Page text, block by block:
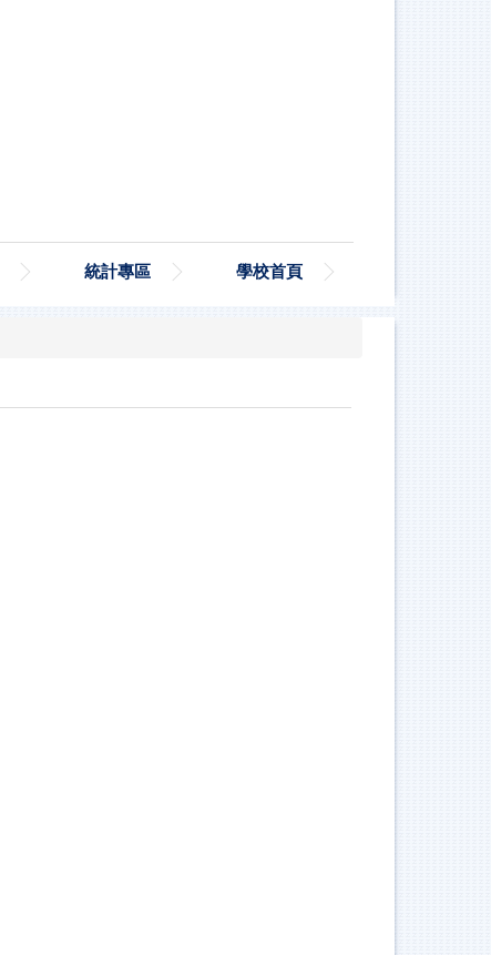
統計專區 學校首頁